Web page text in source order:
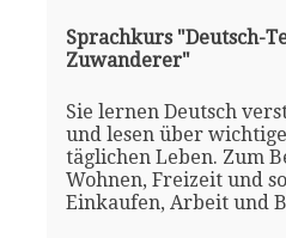
Sprachkurs "Deutsch-
Zuwanderer"
Sie lernen Deutsch
und lesen über
täglichen Leben. Zum
Wohnen, Freizeit und
Einkaufen, Arbeit und